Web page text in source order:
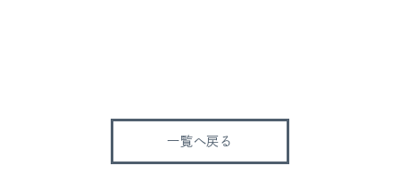
一覧へ戻る